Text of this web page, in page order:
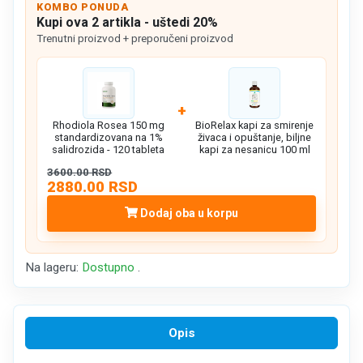
KOMBO PONUDA
Kupi ova 2 artikla - uštedi 20%
Trenutni proizvod + preporučeni proizvod
Rhodiola Rosea 150 mg
standardizovana na 1%
salidrozida - 120 tableta
+
BioRelax kapi za smirenje
živaca i opuštanje, biljne
kapi za nesanicu 100 ml
3600.00 RSD
2880.00 RSD
Dodaj oba u korpu
Na lageru: Dostupno .
Opis